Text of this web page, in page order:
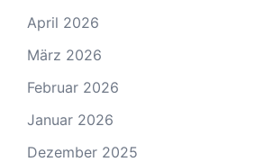
April 2026
März 2026
Februar 2026
Januar 2026
Dezember 2025